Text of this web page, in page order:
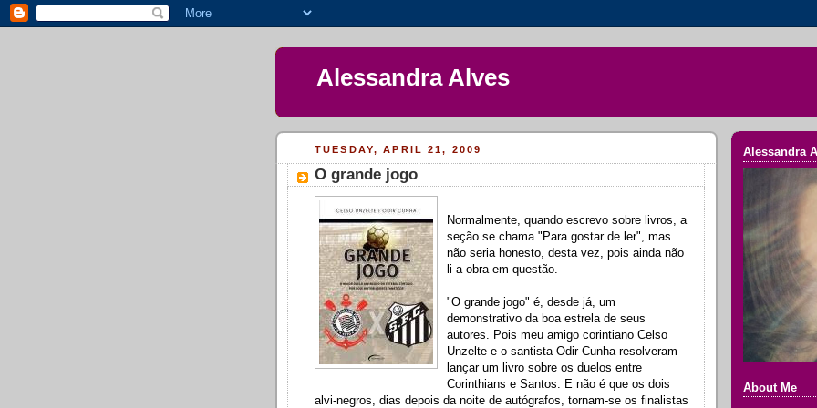
Alessandra Alves
TUESDAY, APRIL 21, 2009
O grande jogo
Normalmente, quando escrevo sobre livros, a
seção se chama "Para gostar de ler", mas
não seria honesto, desta vez, pois ainda não
li a obra em questão.
"O grande jogo" é, desde já, um
demonstrativo da boa estrela de seus
autores. Pois meu amigo corintiano Celso
Unzelte e o santista Odir Cunha resolveram
lançar um livro sobre os duelos entre
Corinthians e Santos. E não é que os dois
alvi-negros, dias depois da noite de autógrafos, tornam-se os finalistas
Alessandra
About Me